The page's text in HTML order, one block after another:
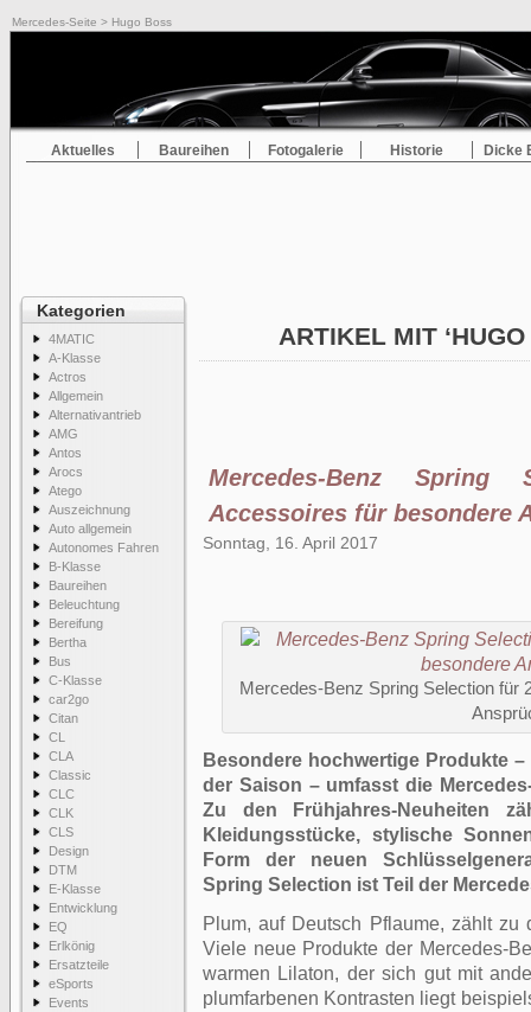
Mercedes-Seite > Hugo Boss
Aktuelles Baureihen Fotogalerie Historie Dicke
Kategorien
4MATIC
A-Klasse
Actros
Allgemein
Alternativantrieb
AMG
Antos
Arocs
Atego
Auszeichnung
Auto allgemein
Autonomes Fahren
B-Klasse
Baureihen
Beleuchtung
Bereifung
Bertha
Bus
C-Klasse
car2go
Citan
CL
CLA
Classic
CLC
CLK
CLS
Design
DTM
E-Klasse
Entwicklung
EQ
Erlkönig
Ersatzteile
eSports
Events
ARTIKEL MIT
Mercedes-Benz
Accessoires für besondere
Sonntag, 16. April 2017
Mercedes-Benz Spring Selection für
Besondere hochwertige Produkte
der Saison – umfasst die
Zu den Frühjahres-Neuheiten
Kleidungsstücke, stylische
Form der neuen
Spring Selection ist Teil der
Plum, auf Deutsch Pflaume, zählt zu
Viele neue Produkte der Mercedes-
warmen Lilaton, der sich gut mit
plumfarbenen Kontrasten liegt